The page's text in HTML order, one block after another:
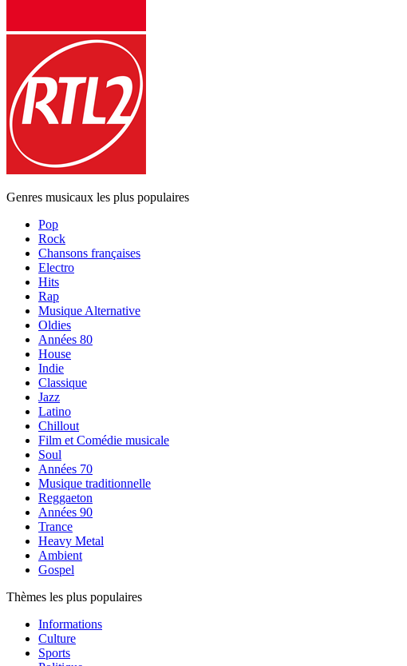
Genres musicaux les plus populaires
Pop
Rock
Chansons françaises
Electro
Hits
Rap
Musique Alternative
Oldies
Années 80
House
Indie
Classique
Jazz
Latino
Chillout
Film et Comédie musicale
Soul
Années 70
Musique traditionnelle
Reggaeton
Années 90
Trance
Heavy Metal
Ambient
Gospel
Thèmes les plus populaires
Informations
Culture
Sports